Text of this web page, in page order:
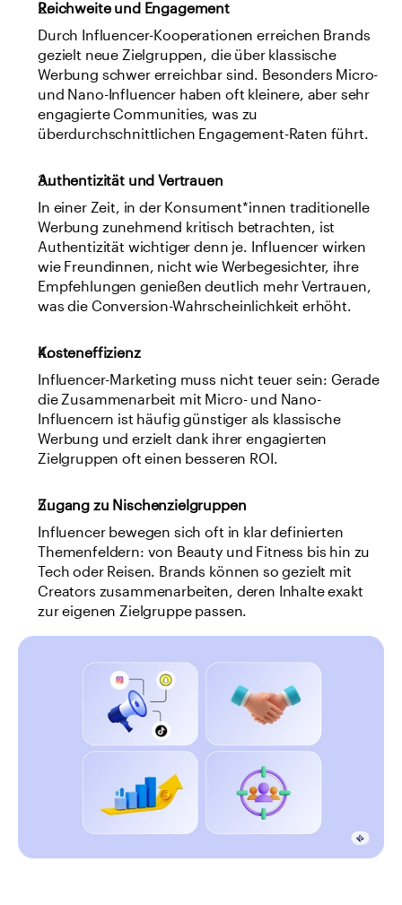
Reichweite und Engagement
Durch Influencer-Kooperationen erreichen Brands
gezielt neue Zielgruppen, die über klassische
Werbung schwer erreichbar sind. Besonders Micro-
und Nano-Influencer haben oft kleinere, aber sehr
engagierte Communities, was zu
überdurchschnittlichen Engagement-Raten führt.
Authentizität und Vertrauen
In einer Zeit, in der Konsument*innen traditionelle
Werbung zunehmend kritisch betrachten, ist
Authentizität wichtiger denn je. Influencer wirken
wie Freundinnen, nicht wie Werbegesichter, ihre
Empfehlungen genießen deutlich mehr Vertrauen,
was die Conversion-Wahrscheinlichkeit erhöht.
Kosteneffizienz
Influencer-Marketing muss nicht teuer sein: Gerade
die Zusammenarbeit mit Micro- und Nano-
Influencern ist häufig günstiger als klassische
Werbung und erzielt dank ihrer engagierten
Zielgruppen oft einen besseren ROI.
Zugang zu Nischenzielgruppen
Influencer bewegen sich oft in klar definierten
Themenfeldern: von Beauty und Fitness bis hin zu
Tech oder Reisen. Brands können so gezielt mit
Creators zusammenarbeiten, deren Inhalte exakt
zur eigenen Zielgruppe passen.